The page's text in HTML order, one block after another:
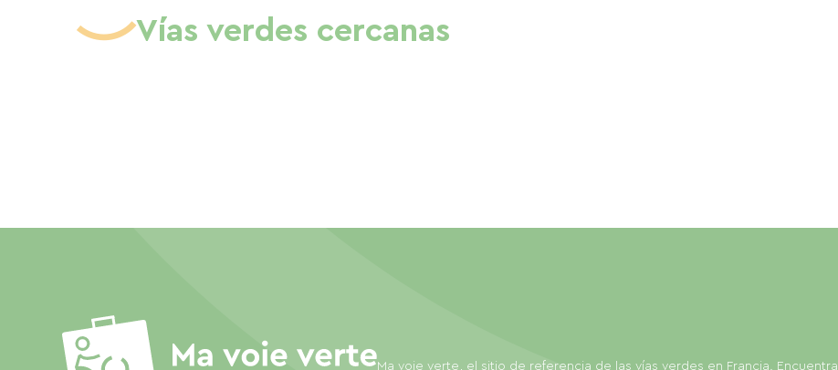
Vías verdes cercanas
Ma voie verte, el sitio de referencia de las vías verdes en Francia. Encuentra